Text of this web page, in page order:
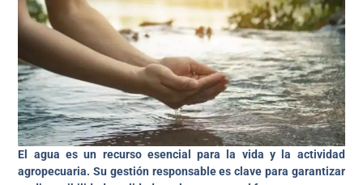
El agua es un recurso esencial para la vida y la actividad
agropecuaria. Su gestión responsable es clave para garantizar